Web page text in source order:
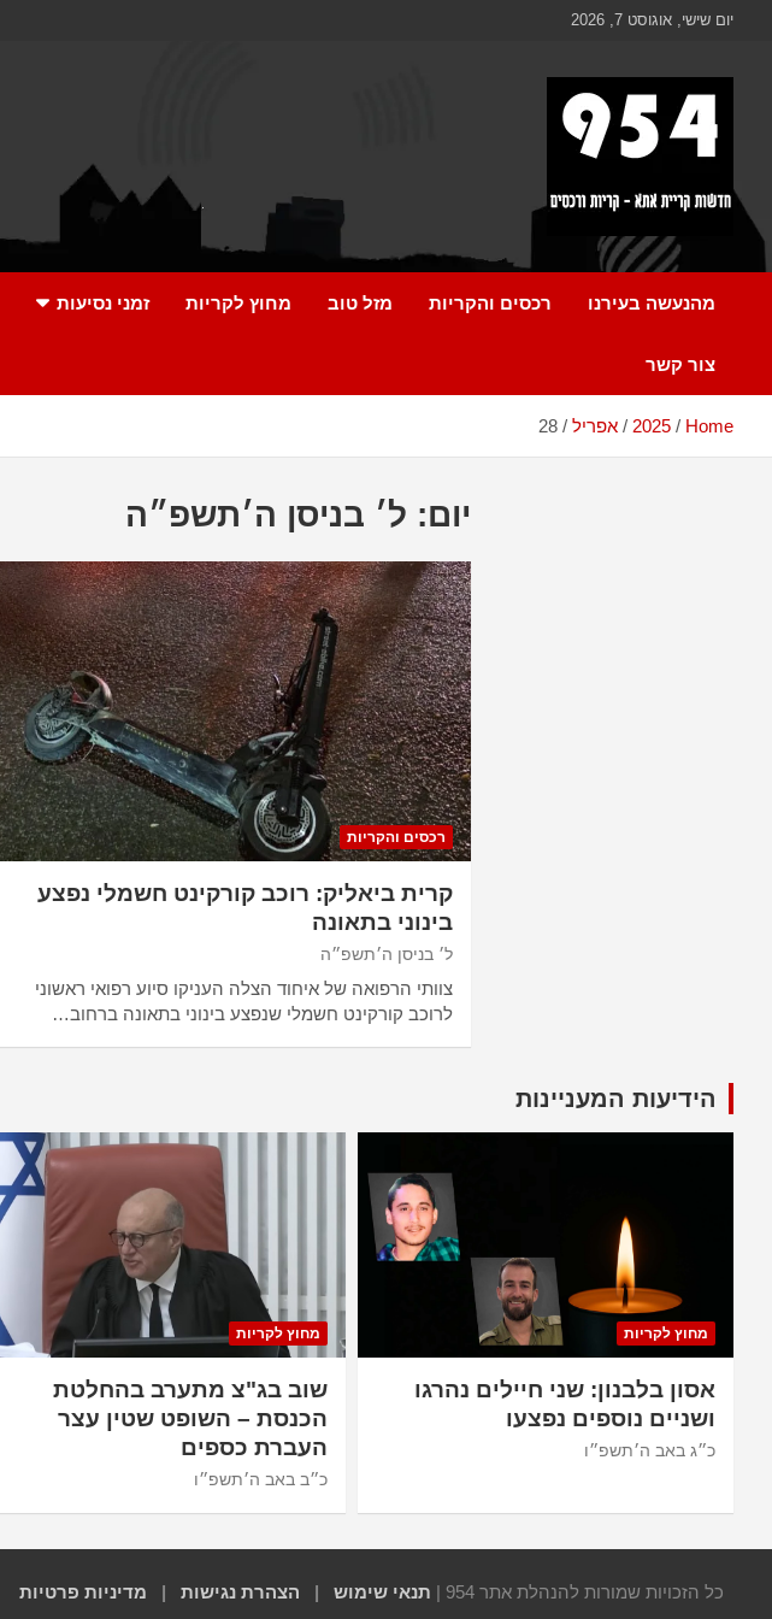
לתוכןיום שישי, אוגוסט 7, 2026
954 חדשות קריית אתא
כל מה שחדש ומעניין בקריית אתא והקריות
מהנעשה בעירנו רכסים והקריות מזל טוב מחוץ לקריות זמני נסיעות
צור קשר
Home
2025 אפריל 28
יום: ל׳ בניסן ה׳תשפ״ה
רכסים והקריות
קרית ביאליק: רוכב קורקינט חשמלי נפצע
בינוני בתאונה
ל׳ בניסן ה׳תשפ״ה
צוותי הרפואה של איחוד הצלה העניקו סיוע רפואי ראשוני
לרוכב קורקינט חשמלי שנפצע בינוני בתאונה ברחוב…
הידיעות המעניינות
מחוץ לקריות
אסון בלבנון: שני חיילים נהרגו
ושניים נוספים נפצעו
כ״ג באב ה׳תשפ״ו
מחוץ לקריות
שוב בג"צ מתערב בהחלטת
הכנסת – השופט שטין עצר
העברת כספים
כ״ב באב ה׳תשפ״ו
כל הזכויות שמורות להנהלת אתר 954 | תנאי שימוש | הצהרת נגישות | מדיניות פרטיות